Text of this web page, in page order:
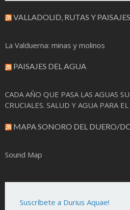
VALLADOLID, RUTAS Y
La Valduerna: minas y molinos
PAISAJES DEL AGUA
CADA AÑO QUE PASA LAS AGUAS
CRUCIALES. SALUD Y AGUA PARA
MAPA SONORO DEL DUERO/
Sound Map
Suscríbete a Durius Aquae!